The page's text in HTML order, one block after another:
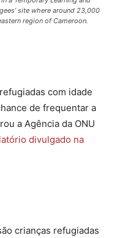
site where around 23,000
region of Cameroon.
com idade
de frequentar a
a Agência da ONU
divulgado na
crianças refugiadas